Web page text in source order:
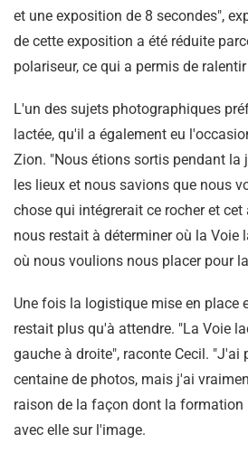
et une exposition de 8 secondes",
de cette exposition a été réduite
polariseur, ce qui a permis de
L'un des sujets photographiques
lactée, qu'il a également eu
Zion. "Nous étions sortis pendant la
les lieux et nous savions que nous
chose qui intégrerait ce rocher et cet
nous restait à déterminer où la Voie
où nous voulions nous placer pour
Une fois la logistique mise en place
restait plus qu'à attendre. "La Voie
gauche à droite", raconte Cecil. "J'ai
centaine de photos, mais j'ai
raison de la façon dont la formation
avec elle sur l'image.